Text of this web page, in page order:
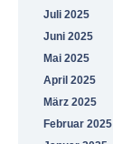
Juli 2025
Juni 2025
Mai 2025
April 2025
März 2025
Februar 2025